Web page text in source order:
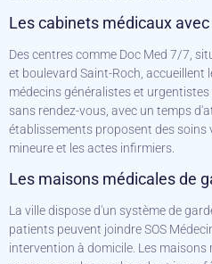
Les cabinets médicaux
Des centres comme Doc Med 7/7,
et boulevard Saint-Roch, accueillent
médecins généralistes et
sans rendez-vous, avec un temps
établissements proposent des
mineure et les actes infirmiers.
Les maisons médicales de
La ville dispose d'un système de
patients peuvent joindre SOS
intervention à domicile. Les